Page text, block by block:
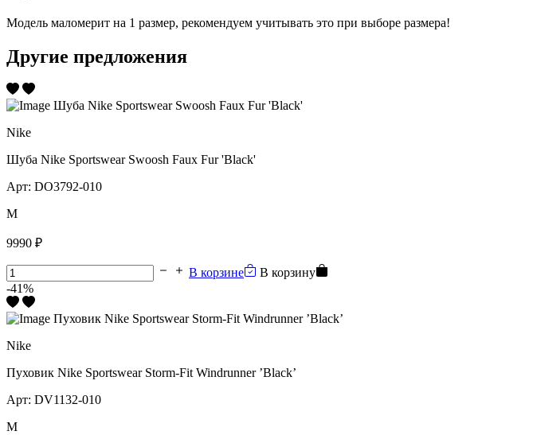
Модель маломерит на 1 размер, рекомендуем учитывать это при выборе размера!
Другие предложения
Nike
Шуба Nike Sportswear Swoosh Faux Fur 'Black'
Арт: DO3792-010
M
9990 ₽
В корзине
В корзину
-41%
Nike
Пуховик Nike Sportswear Storm-Fit Windrunner ’Black’
Арт: DV1132-010
M